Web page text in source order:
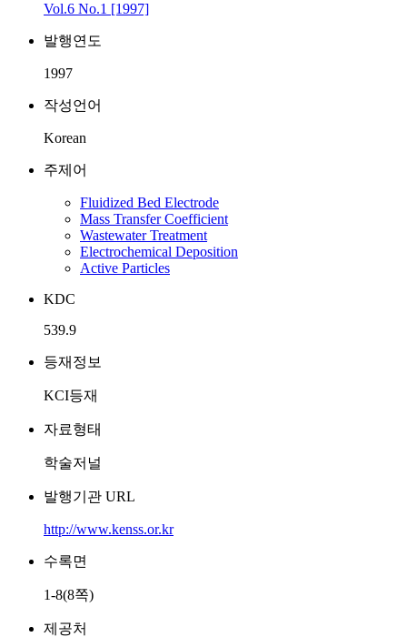
Vol.6 No.1 [1997]
발행연도
1997
작성언어
Korean
주제어
Fluidized Bed Electrode
Mass Transfer Coefficient
Wastewater Treatment
Electrochemical Deposition
Active Particles
KDC
539.9
등재정보
KCI등재
자료형태
학술저널
발행기관 URL
http://www.kenss.or.kr
수록면
1-8(8쪽)
제공처